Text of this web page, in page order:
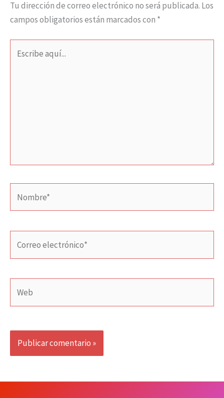
Tu dirección de correo electrónico no será publicada. Los
campos obligatorios están marcados con *
aquí...
electrónico*